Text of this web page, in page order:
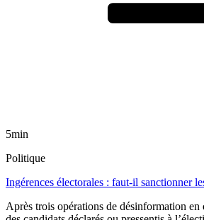
5min
Politique
Ingérences électorales : faut-il sanctionner
Après trois opérations de désinformation